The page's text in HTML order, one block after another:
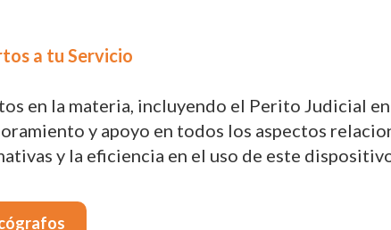
a tu Servicio
en la materia, incluyendo el Perito Judicial
y apoyo en todos los aspectos
y la eficiencia en el uso de este